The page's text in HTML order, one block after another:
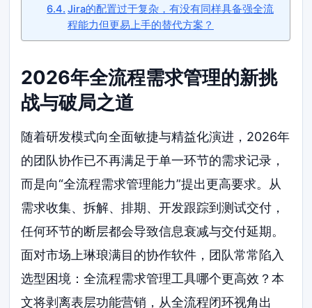
Jira的配置过于复杂，有没有同样具备强全流
程能力但更易上手的替代方案？
2026年全流程需求管理的新挑
战与破局之道
随着研发模式向全面敏捷与精益化演进，2026年
的团队协作已不再满足于单一环节的需求记录，
而是向“全流程需求管理能力”提出更高要求。从
需求收集、拆解、排期、开发跟踪到测试交付，
任何环节的断层都会导致信息衰减与交付延期。
面对市场上琳琅满目的协作软件，团队常常陷入
选型困境：全流程需求管理工具哪个更高效？本
文将剥离表层功能营销，从全流程闭环视角出